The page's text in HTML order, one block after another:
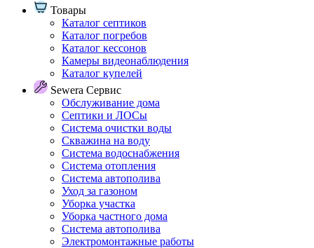
Товары
Каталог септиков
Каталог погребов
Каталог кессонов
Камеры видеонаблюдения
Каталог купелей
Sewera Сервис
Обслуживание дома
Септики и ЛОСы
Система очистки воды
Скважина на воду
Система водоснабжения
Система отопления
Система автополива
Уход за газоном
Уборка участка
Уборка частного дома
Система автополива
Электромонтажные работы